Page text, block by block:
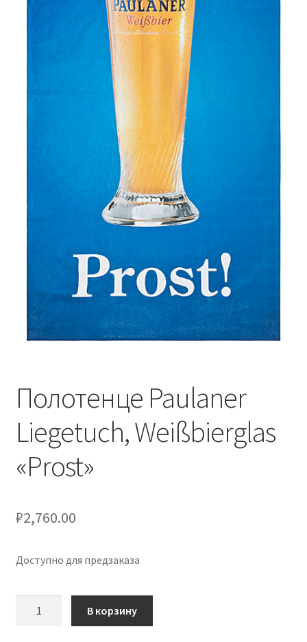
Скидки
Схема проезда
Полотенце Paulaner
Liegetuch, Weißbierglas
«Prost»
₽2,760.00
Доступно для предзаказа
В корзину